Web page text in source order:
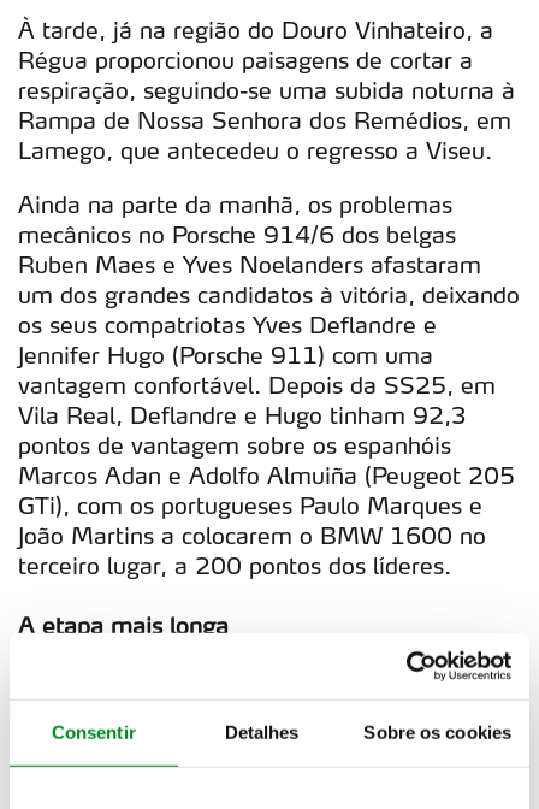
Consentir Detalhes Sobre os cookies
À tarde, já na região do Douro Vinhateiro, a
Régua proporcionou paisagens de cortar a
respiração, seguindo-se uma subida noturna à
Rampa de Nossa Senhora dos Remédios, em
Lamego, que antecedeu o regresso a Viseu.
Ainda na parte da manhã, os problemas
mecânicos no Porsche 914/6 dos belgas
Ruben Maes e Yves Noelanders afastaram
um dos grandes candidatos à vitória, deixando
os seus compatriotas Yves Deflandre e
Jennifer Hugo (Porsche 911) com uma
vantagem confortável. Depois da SS25, em
Vila Real, Deflandre e Hugo tinham 92,3
pontos de vantagem sobre os espanhóis
Marcos Adan e Adolfo Almuiña (Peugeot 205
GTi), com os portugueses Paulo Marques e
João Martins a colocarem o BMW 1600 no
terceiro lugar, a 200 pontos dos líderes.
A etapa mais longa
Amanhã, o XVIII Rally de Portugal Histórico
487,43 quilómetros de extensão (211,45
quilómetros de especiais), que parte de Viseu